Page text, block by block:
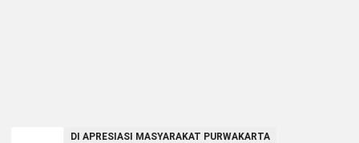
DI APRESIASI MASYARAKAT PURWAKARTA